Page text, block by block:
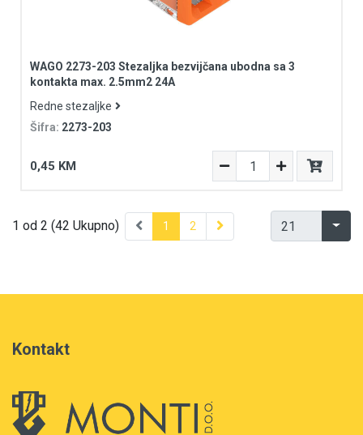
WAGO 2273-203 Stezaljka bezvijčana ubodna sa 3
kontakta max. 2.5mm2 24A
Redne stezaljke
Šifra: 2273-203
0,45 KM
1 od 2 (42 Ukupno) 1 2
Kontakt